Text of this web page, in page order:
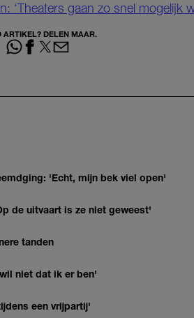
‘Theaters gaan zo snel mogelijk
ARTIKEL? DELEN MAAR.
'Echt, mijn bek viel open'
de uitvaart is ze niet geweest'
tanden
niet dat ik er ben'
een vrijpartij'